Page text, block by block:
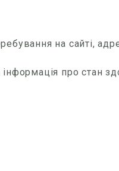
на сайті,
про стан